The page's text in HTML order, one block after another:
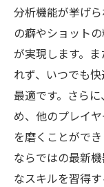
分析機能が挙げ
の癖やショット
が実現します。
れず、いつでも
最適です。さら
め、他のプレイ
を磨くことがで
ならではの最新
なスキルを習得す